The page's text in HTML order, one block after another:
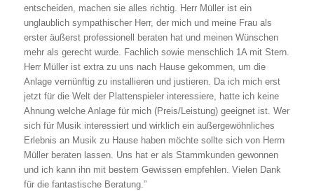
entscheiden, machen sie alles richtig. Herr Müller ist ein
unglaublich sympathischer Herr, der mich und meine Frau als
erster äußerst professionell beraten hat und meinen Wünschen
mehr als gerecht wurde. Fachlich sowie menschlich 1A mit Stern.
Herr Müller ist extra zu uns nach Hause gekommen, um die
Anlage vernünftig zu installieren und justieren. Da ich mich erst
jetzt für die Welt der Plattenspieler interessiere, hatte ich keine
Ahnung welche Anlage für mich (Preis/Leistung) geeignet ist. Wer
sich für Musik interessiert und wirklich ein außergewöhnliches
Erlebnis an Musik zu Hause haben möchte sollte sich von Herrn
Müller beraten lassen. Uns hat er als Stammkunden gewonnen
und ich kann ihn mit bestem Gewissen empfehlen. Vielen Dank
für die fantastische Beratung.”